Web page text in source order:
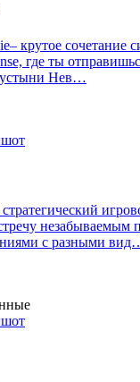
крутое сочетание
где ты
Нев…
с разными